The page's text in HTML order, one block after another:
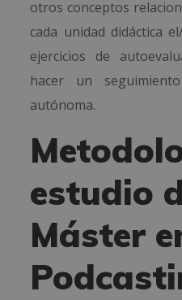
otros conceptos
cada unidad didáctica
ejercicios de
hacer un
autónoma.
estudio
Máster